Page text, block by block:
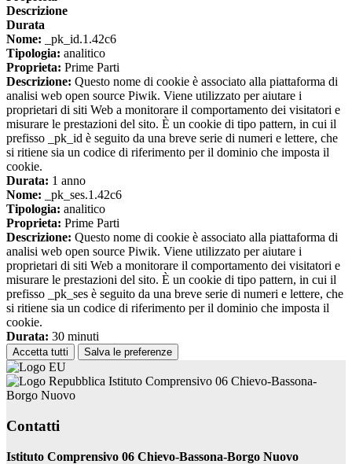
Descrizione
Durata
Nome: _pk_id.1.42c6
Tipologia: analitico
Proprieta: Prime Parti
Descrizione: Questo nome di cookie è associato alla piattaforma di
analisi web open source Piwik. Viene utilizzato per aiutare i
proprietari di siti Web a monitorare il comportamento dei visitatori e
misurare le prestazioni del sito. È un cookie di tipo pattern, in cui il
prefisso _pk_id è seguito da una breve serie di numeri e lettere, che
si ritiene sia un codice di riferimento per il dominio che imposta il
cookie.
Durata: 1 anno
Nome: _pk_ses.1.42c6
Tipologia: analitico
Proprieta: Prime Parti
Descrizione: Questo nome di cookie è associato alla piattaforma di
analisi web open source Piwik. Viene utilizzato per aiutare i
proprietari di siti Web a monitorare il comportamento dei visitatori e
misurare le prestazioni del sito. È un cookie di tipo pattern, in cui il
prefisso _pk_ses è seguito da una breve serie di numeri e lettere, che
si ritiene sia un codice di riferimento per il dominio che imposta il
cookie.
Durata: 30 minuti
Accetta tutti Salva le preferenze
Istituto Comprensivo 06 Chievo-Bassona-
Borgo Nuovo
Contatti
Istituto Comprensivo 06 Chievo-Bassona-Borgo Nuovo